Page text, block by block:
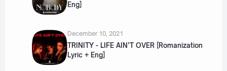
Eng]
December 10, 2021
TRINITY - LIFE AIN’T OVER [Romanization
Lyric + Eng]